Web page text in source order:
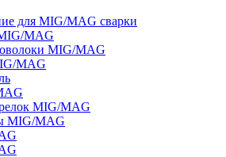
для MIG/MAG сварки
MAG
MIG/MAG
MAG
MIG/MAG
MIG/MAG